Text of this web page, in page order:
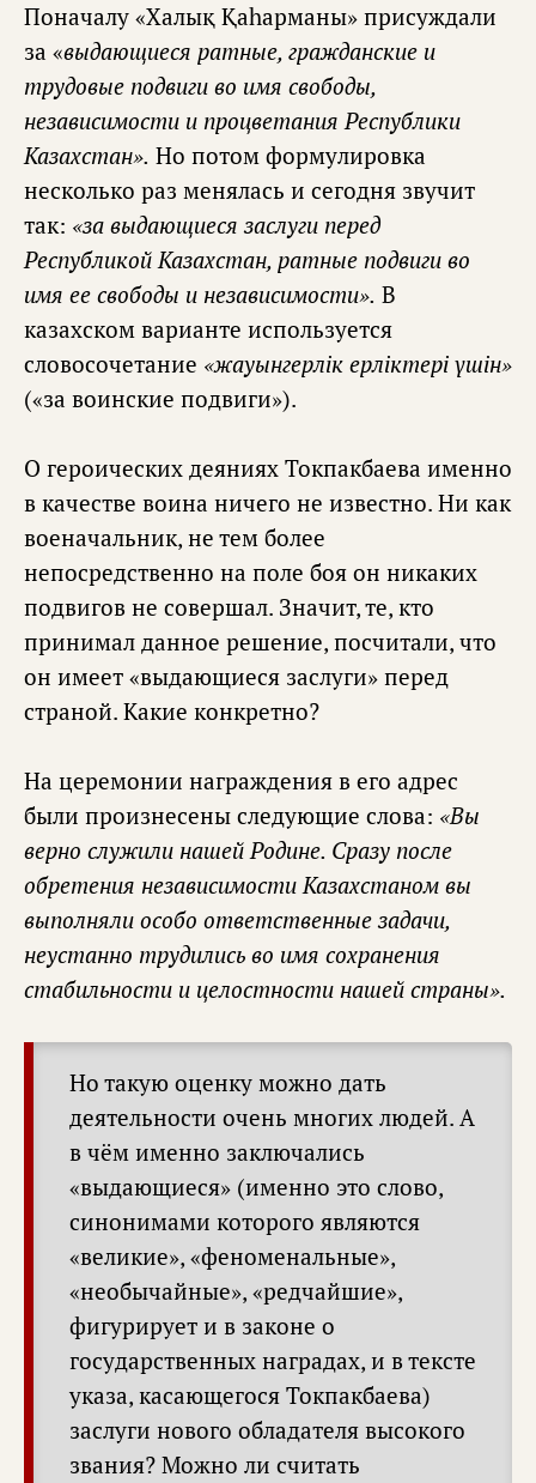
Поначалу «Халық Қаһарманы» присуждали
за «выдающиеся ратные, гражданские и
трудовые подвиги во имя свободы,
независимости и процветания Республики
Казахстан». Но потом формулировка
несколько раз менялась и сегодня звучит
так: «за выдающиеся заслуги перед
Республикой Казахстан, ратные подвиги во
имя ее свободы и независимости». В
казахском варианте используется
словосочетание «жауынгерлiк ерлiктерi үшiн»
(«за воинские подвиги»).
О героических деяниях Токпакбаева именно
в качестве воина ничего не известно. Ни как
военачальник, не тем более
непосредственно на поле боя он никаких
подвигов не совершал. Значит, те, кто
принимал данное решение, посчитали, что
он имеет «выдающиеся заслуги» перед
страной. Какие конкретно?
На церемонии награждения в его адрес
были произнесены следующие слова: «Вы
верно служили нашей Родине. Сразу после
обретения независимости Казахстаном вы
выполняли особо ответственные задачи,
неустанно трудились во имя сохранения
стабильности и целостности нашей страны».
Но такую оценку можно дать
деятельности очень многих людей. А
в чём именно заключались
«выдающиеся» (именно это слово,
синонимами которого являются
«великие», «феноменальные»,
«необычайные», «редчайшие»,
фигурирует и в законе о
государственных наградах, и в тексте
указа, касающегося Токпакбаева)
заслуги нового обладателя высокого
звания? Можно ли считать